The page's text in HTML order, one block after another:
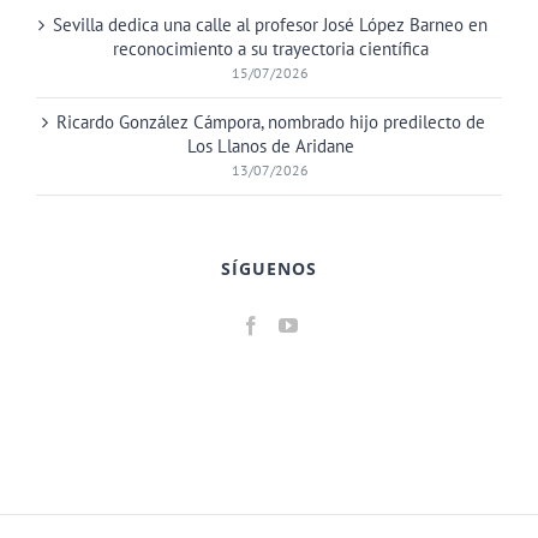
Sevilla dedica una calle al profesor José López Barneo en
reconocimiento a su trayectoria científica
15/07/2026
Ricardo González Cámpora, nombrado hijo predilecto de
Los Llanos de Aridane
13/07/2026
SÍGUENOS